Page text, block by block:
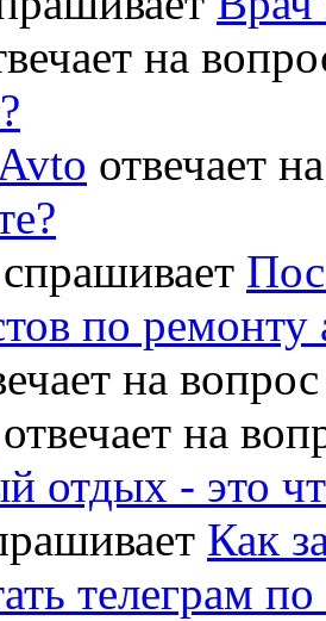
на
отвечает
спрашивает
по
на
отвечает на
отдых - это
Как
телеграм